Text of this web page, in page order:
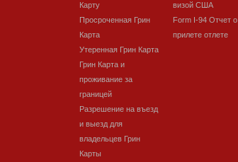
Карту
Просроченная Грин
Карта
Утеренная Грин Карта
Грин Карта и
проживание за
границей
Разрешение на въезд
и выезд для
владельцев Грин
Карты
визой США
Form I-94 Отчет о
прилете отлете